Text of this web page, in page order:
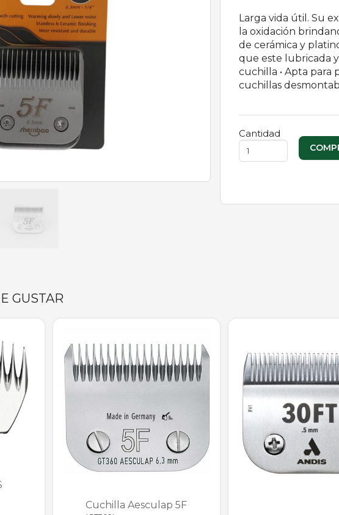
Larga vida útil. Su
la oxidación
de cerámica y
que este lubricada
cuchilla • Apta para
cuchillas
Cantidad
GUSTAR
Cuchilla Aesculap 5F